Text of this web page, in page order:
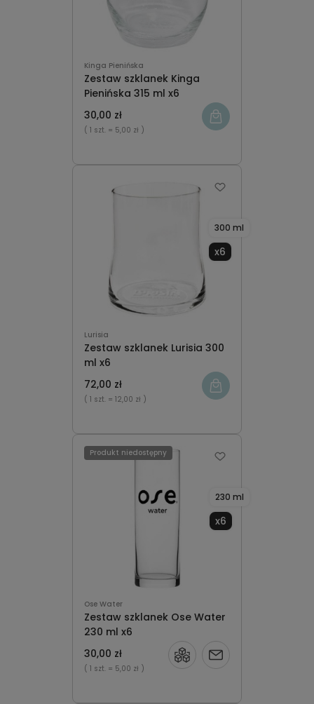
Kinga Pienińska
Zestaw szklanek Kinga
Pienińska 315 ml x6
30,00 zł
( 1 szt. = 5,00 zł )
Lurisia
Zestaw szklanek Lurisia 300
ml x6
300 ml
x6
72,00 zł
( 1 szt. = 12,00 zł )
Ose Water
Zestaw szklanek Ose Water
230 ml x6
230 ml
x6
30,00 zł
( 1 szt. = 5,00 zł )
Produkt niedostępny
Powiadom